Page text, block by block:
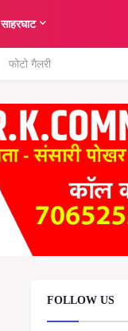
साहरघाट
फोटो गैलरी
FOLLOW US